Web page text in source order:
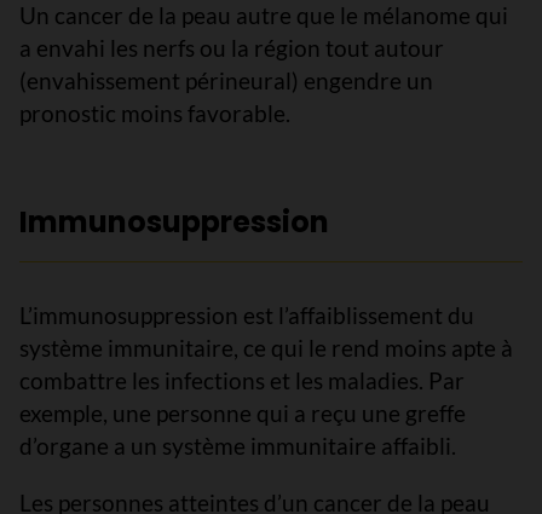
Un cancer de la peau autre que le mélanome qui
a envahi les nerfs ou la région tout autour
(envahissement périneural) engendre un
pronostic moins favorable.
Immunosuppression
L’immunosuppression est l’affaiblissement du
système immunitaire, ce qui le rend moins apte à
combattre les infections et les maladies. Par
exemple, une personne qui a reçu une greffe
d’organe a un système immunitaire affaibli.
Les personnes atteintes d’un cancer de la peau